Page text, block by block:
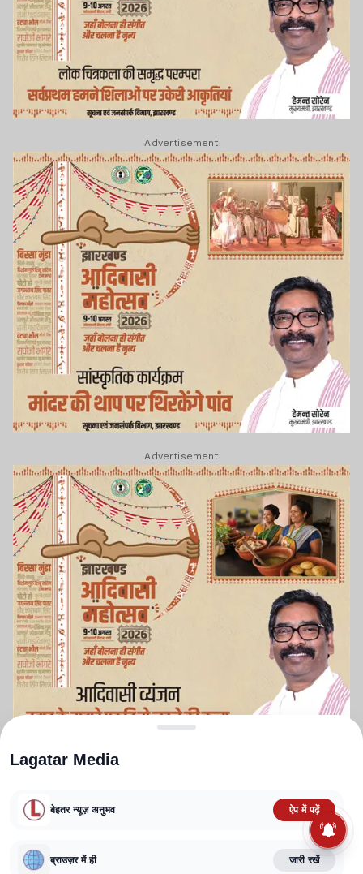
Advertisement
Advertisement
TERMS AND CONDITIONS
CORRECTIONS POLICY
FACT CHECKING POLICY
Lagatar Media
बेहतर न्यूज़ अनुभव ऐप में पढ़ें
ब्राउज़र में ही जारी रखें